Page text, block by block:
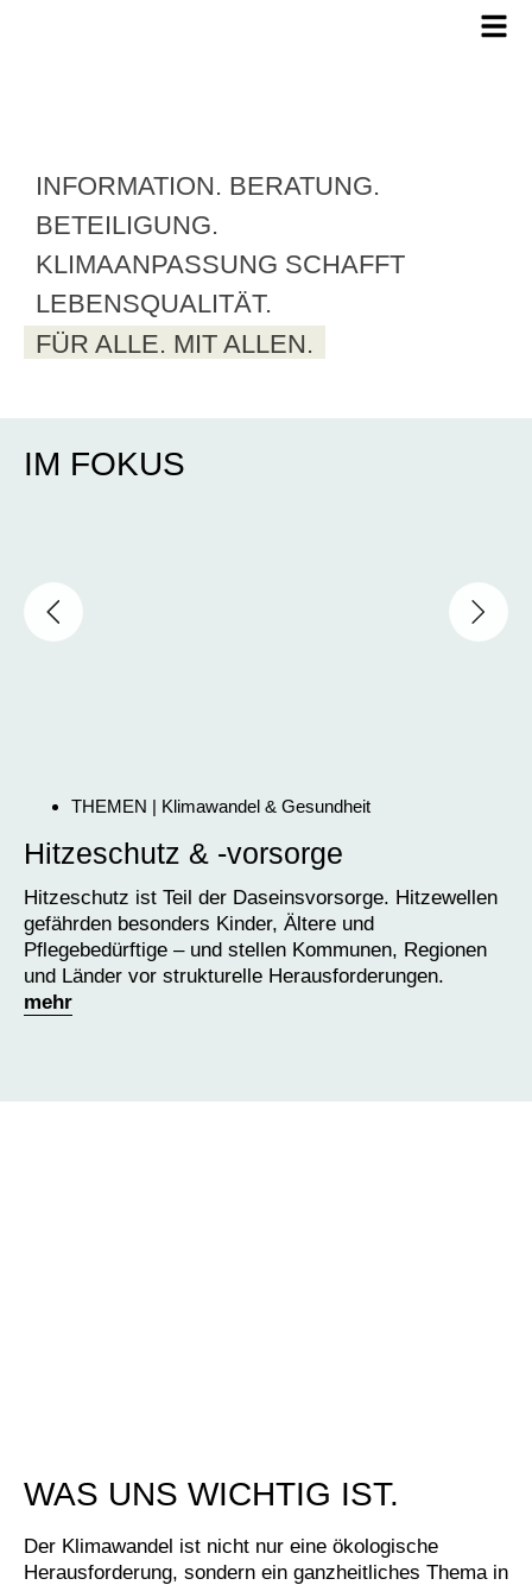
INFORMATION. BERATUNG.
BETEILIGUNG.
KLIMAANPASSUNG SCHAFFT
LEBENSQUALITÄT.
FÜR ALLE. MIT ALLEN.
IM FOKUS
THEMEN | Klimawandel & Gesundheit
Hitzeschutz & -vorsorge
Hitzeschutz ist Teil der Daseinsvorsorge. Hitzewellen
gefährden besonders Kinder, Ältere und
Pflegebedürftige – und stellen Kommunen, Regionen
und Länder vor strukturelle Herausforderungen.
mehr
WAS UNS WICHTIG IST.
Der Klimawandel ist nicht nur eine ökologische
Herausforderung, sondern ein ganzheitliches Thema in